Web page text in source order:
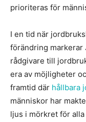
prioriteras för
I en tid när
förändring markerar
rådgivare till
era av möjligheter
framtid där hållbara
människor har
ljus i mörkret för